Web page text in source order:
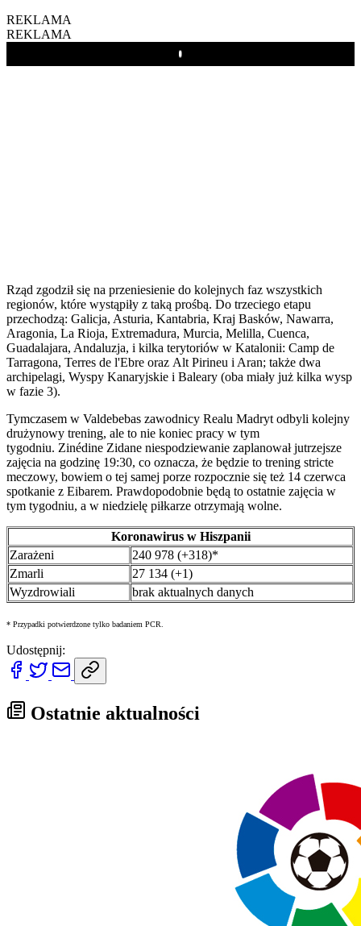
REKLAMA
REKLAMA
Play
Rząd zgodził się na przeniesienie do kolejnych faz wszystkich
regionów, które wystąpiły z taką prośbą. Do trzeciego etapu
przechodzą: Galicja, Asturia, Kantabria, Kraj Basków, Nawarra,
Aragonia, La Rioja, Extremadura, Murcia, Melilla, Cuenca,
Guadalajara, Andaluzja, i kilka terytoriów w Katalonii: Camp de
Tarragona, Terres de l'Ebre oraz Alt Pirineu i Aran; także dwa
archipelagi, Wyspy Kanaryjskie i Baleary (oba miały już kilka wysp
w fazie 3).
Tymczasem w Valdebebas zawodnicy Realu Madryt odbyli kolejny
drużynowy trening, ale to nie koniec pracy w tym
tygodniu. Zinédine Zidane niespodziewanie zaplanował jutrzejsze
zajęcia na godzinę 19:30, co oznacza, że będzie to trening stricte
meczowy, bowiem o tej samej porze rozpocznie się też 14 czerwca
spotkanie z Eibarem. Prawdopodobnie będą to ostatnie zajęcia w
tym tygodniu, a w niedzielę piłkarze otrzymają wolne.
Koronawirus w Hiszpanii
Zarażeni
240 978 (+318)*
Zmarli
27 134 (+1)
Wyzdrowiali
brak aktualnych danych
* Przypadki potwierdzone tylko badaniem PCR.
Udostępnij:
Ostatnie aktualności